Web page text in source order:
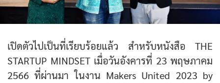
เปิดตัวไปเป็นที่เรียบร้อยแล้ว สำหรับหนังสือ THE
STARTUP MINDSET เมื่อวันอังคารที่ 23 พฤษภาคม
2566 ที่ผ่านมา ในงาน Makers United 2023 by